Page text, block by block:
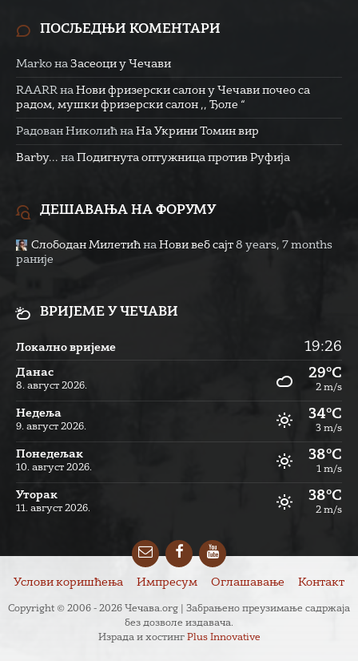
ПОСЉЕДЊИ КОМЕНТАРИ
Marko на Засеоци у Чечави
RAARR на Нови фризерски салон у Чечави почео са
радом, мушки фризерски салон ,, Ђоле “
Радован Николић на На Укрини Томин вир
Barby... на Подигнута оптужница против Руфија
ДЕШАВАЊА НА ФОРУМУ
Слободан Милетић на Нови веб сајт 8 years, 7 months
раније
ВРИЈЕМЕ У ЧЕЧАВИ
Локално вријеме 19:26
Данас
8. август 2026.
29°C
2 m/s
Недеља
9. август 2026.
34°C
3 m/s
Понедељак
10. август 2026.
38°C
1 m/s
Уторак
11. август 2026.
38°C
2 m/s
EmailFacebookYouTube
Услови коришћења Импресум Оглашавање Контакт
Copyright © 2006 - 2026 Чечава.org | Забрањено преузимање садржаја
без дозволе издавача.
Израда и хостинг Plus Innovative